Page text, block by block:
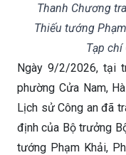
Thanh Chương
Thiếu tướng
Tạp chí
Ngày 9/2/2026, tại
phường Cửa Nam,
Lịch sử Công an đã
định của Bộ trưởng
tướng Phạm Khải,